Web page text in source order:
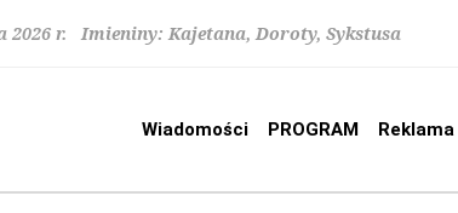
2026 r. Imieniny: Kajetana, Doroty, Sykstusa
Wiadomości PROGRAM Reklama